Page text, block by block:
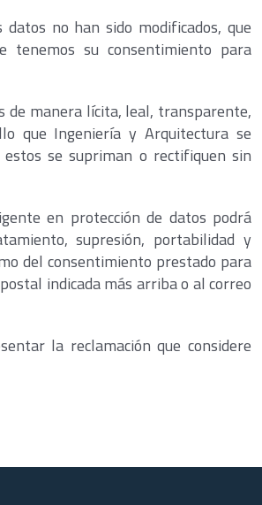
no han sido modificados, que
tenemos su consentimiento para
de manera lícita, leal, transparente,
que Ingeniería y Arquitectura se
se supriman o rectifiquen sin
en protección de datos podrá
supresión, portabilidad y
del consentimiento prestado para
indicada más arriba o al correo
la reclamación que considere